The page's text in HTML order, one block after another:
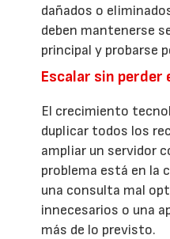
dañados o
deben mantenerse
principal y probarse
Escalar sin perder
El crecimiento
duplicar todos los
ampliar un servidor
problema está en la
una consulta mal
innecesarios o una
más de lo previsto.